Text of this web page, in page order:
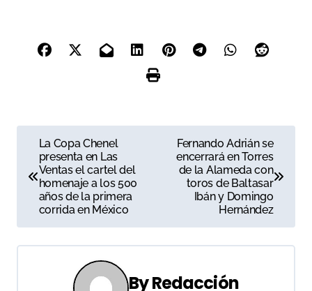
a
e
g
La Copa Chenel
presenta en Las
Ventas el cartel del
homenaje a los 500
años de la primera
corrida en México
Fernando Adrián se
encerrará en Torres
de la Alameda con
toros de Baltasar
Ibán y Domingo
Hernández
ByRedacción